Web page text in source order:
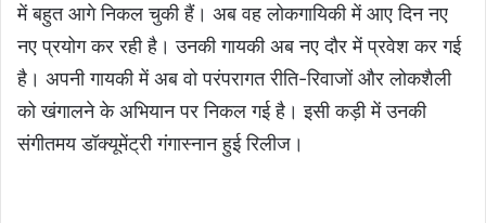
में बहुत आगे निकल चुकी हैं। अब वह लोकगायिकी में आए दिन नए
नए प्रयोग कर रही है। उनकी गायकी अब नए दौर में प्रवेश कर गई
है। अपनी गायकी में अब वो परंपरागत रीति-रिवाजों और लोकशैली
को खंगालने के अभियान पर निकल गई है। इसी कड़ी में उनकी
संगीतमय डॉक्यूमेंट्री गंगास्नान हुई रिलीज।